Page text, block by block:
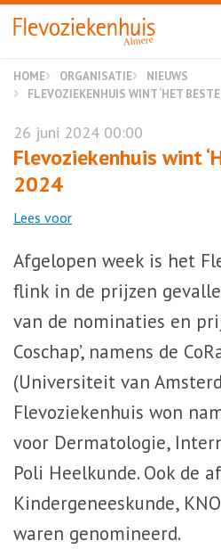
Almere
HOME ORGANISATIE
NIEUWS
FLEVOZIEKENHUIS WINT ‘HET
26 juni 2024 00:00
Flevoziekenhuis wint
2024
Lees voor
Afgelopen week is het
flink in de prijzen
van de nominaties en
Coschap’, namens de
(Universiteit van
Flevoziekenhuis won
voor Dermatologie,
Poli Heelkunde. Ook de
Kindergeneeskunde,
waren genomineerd.